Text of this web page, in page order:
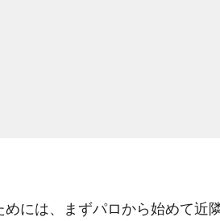
には、まずパロから始めて